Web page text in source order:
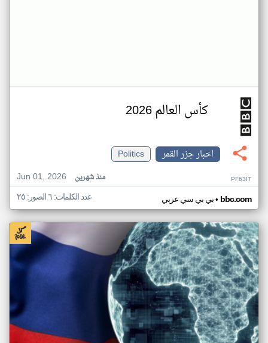
كأس العالم 2026
اخبار جزر القمر
Politics
Jun 01, 2026
منذ شهرين PF63IT
بي بي سي عربي• bbc.com عدد الكلمات: ٦ الصور: ٢٥